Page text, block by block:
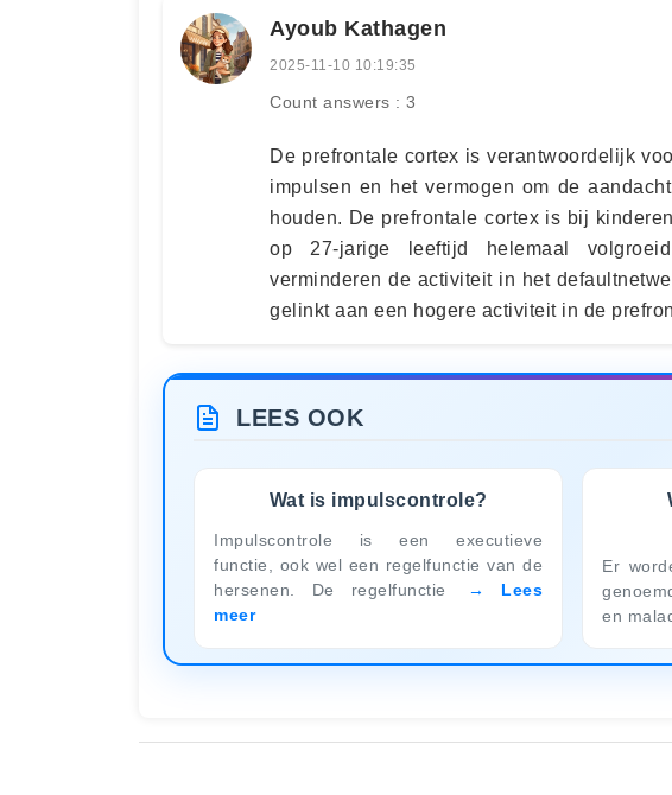
Ayoub Kathagen
2025-11-10 10:19:35
Count answers : 3
De prefrontale cortex is verantwoordelijk
impulsen en het vermogen om de
houden. De prefrontale cortex is bij
op 27-jarige leeftijd helemaal
verminderen de activiteit in het
gelinkt aan een hogere activiteit in de
LEES OOK
Wat is impulscontrole?
Impulscontrole is een executieve
functie, ook wel een regelfunctie van de
hersenen. De regelfunctie
Lees
meer
Er
en